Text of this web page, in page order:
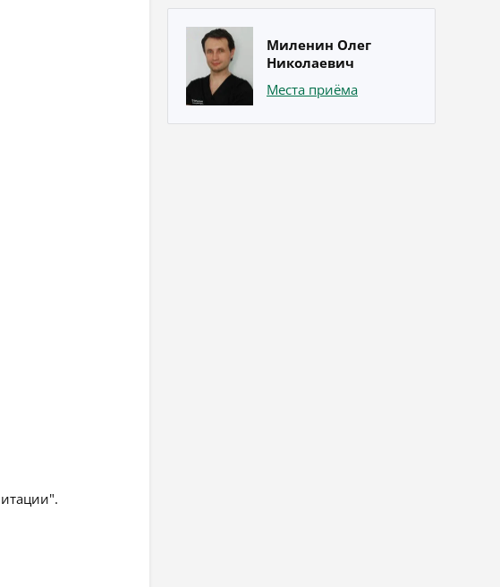
Миленин Олег
Николаевич
Места приёма